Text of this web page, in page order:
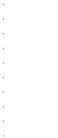
.
.
.
.
.
.
.
.
.